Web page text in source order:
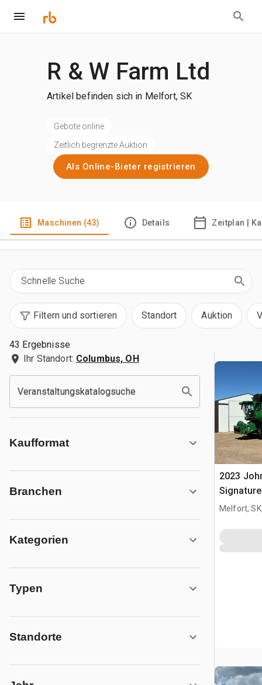
R & W Farm Ltd
Artikel befinden sich in Melfort, SK
Gebote online
Zeitlich begrenzte Auktion
Als Online-Bieter registrieren
Maschinen (43) Details Zeitplan |
Filtern und sortieren Standort Auktion
43 Ergebnisse
Ihr Standort: Columbus, OH
Veranstaltungskatalogsuche
Kaufformat
Branchen
Kategorien
Typen
Standorte
2023
Melfort,